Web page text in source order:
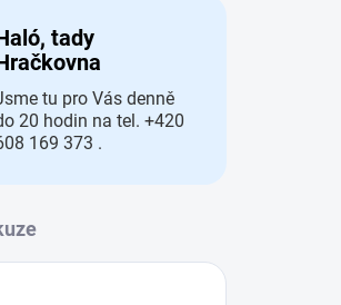
tady
tu pro Vás denně
20 hodin na tel. +420
169 373 .